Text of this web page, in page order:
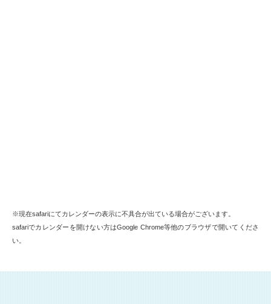
※現在safariにてカレンダーの表示に不具合が出ている場合がございます。
safariでカレンダーを開けない方はGoogle Chrome等他のブラウザで開いてくださ
い。